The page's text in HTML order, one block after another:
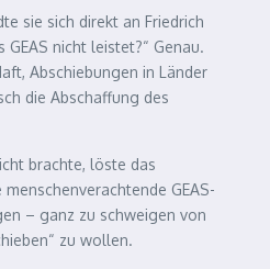
sie sich direkt an Friedrich
nicht leistet?“ Genau.
Abschiebungen in Länder
die Abschaffung des
brachte, löste das
GEAS-
– ganz zu schweigen von
zu wollen.